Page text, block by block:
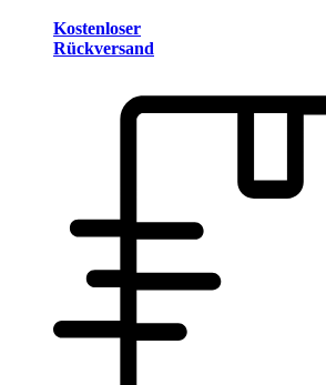
Kostenloser
Rückversand